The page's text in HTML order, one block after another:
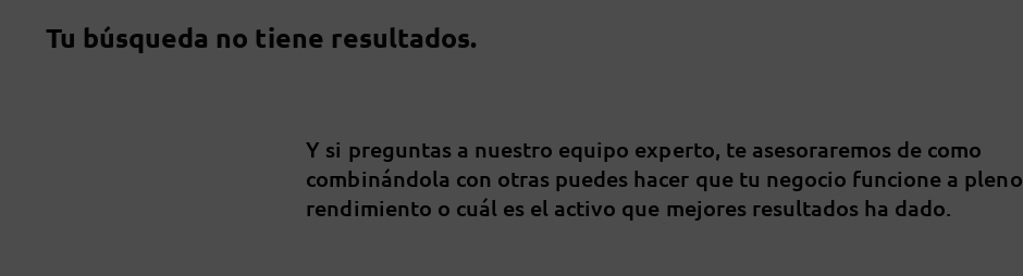
Tu búsqueda no tiene resultados.
Y si preguntas a nuestro equipo experto, te asesoraremos de como
combinándola con otras puedes hacer que tu negocio funcione a pleno
rendimiento o cuál es el activo que mejores resultados ha dado.